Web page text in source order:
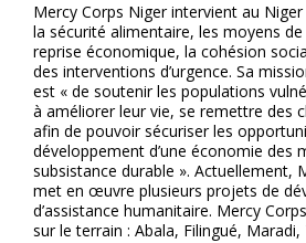
Mercy Corps Niger intervient au
la sécurité alimentaire, les moyens
reprise économique, la cohésion
des interventions d’urgence. Sa
est « de soutenir les populations
à améliorer leur vie, se remettre des
afin de pouvoir sécuriser les
développement d’une économie des
subsistance durable ». Actuellement,
met en œuvre plusieurs projets de
d’assistance humanitaire. Mercy
sur le terrain : Abala, Filingué,